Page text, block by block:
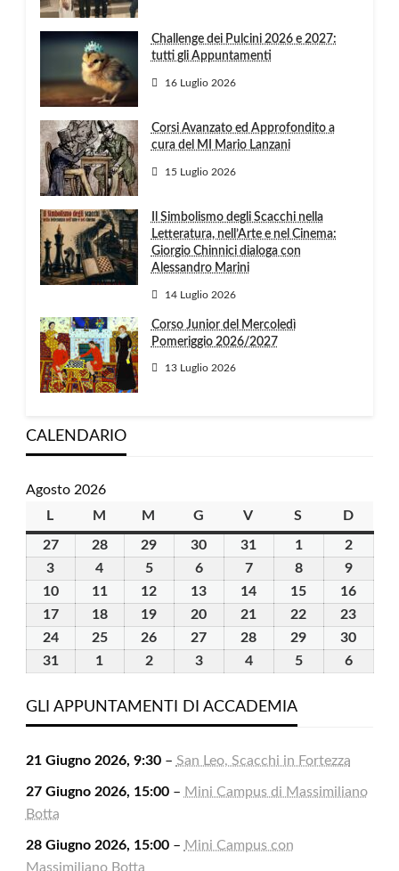
Challenge dei Pulcini 2026 e 2027:
tutti gli Appuntamenti
16 Luglio 2026
Corsi Avanzato ed Approfondito a
cura del MI Mario Lanzani
15 Luglio 2026
Il Simbolismo degli Scacchi nella
Letteratura, nell’Arte e nel Cinema:
Giorgio Chinnici dialoga con
Alessandro Marini
14 Luglio 2026
Corso Junior del Mercoledì
Pomeriggio 2026/2027
13 Luglio 2026
CALENDARIO
Agosto 2026
L
M martedì
M mercoledì
G giovedìV venerdì
S sabatoD
2727
Luglio
2026
2828
29 30 31 11
Agosto
2026
22
Agosto
2026
3
Agosto
2026
4
Agosto
2026
55
Agosto
2026
66
Agosto
2026
77
Agosto
2026
88
Agosto
2026
99
Agosto
2026
1010
Agosto
2026
1111
Agosto
2026
12
Agosto
13
Agosto
14
Agosto
15
Agosto
16
1717
Agosto
1818
Agosto
19
Agosto
20
Agosto
21
Agosto
22
Agosto
23
2424
Agosto
2525
Agosto
26
Agosto
27
Agosto
28
Agosto
29
Agosto
30
3131
2026
1
2026
22
2026
33
2026
44
2026
55
66
GLI APPUNTAMENTI DI ACCADEMIA
21 Giugno 2026, 9:30– San Leo, Scacchi in Fortezza
27 Giugno 2026, 15:00– Mini Campus di Massimiliano
Botta
28 Giugno 2026, 15:00– Mini Campus con
Massimiliano Botta